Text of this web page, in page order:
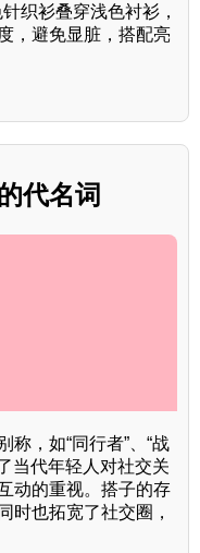
织衫叠穿浅色衬衫，
，避免显脏，搭配亮
代名词
，如“同行者”、“战
当代年轻人对社交关
动的重视。搭子的存
时也拓宽了社交圈，